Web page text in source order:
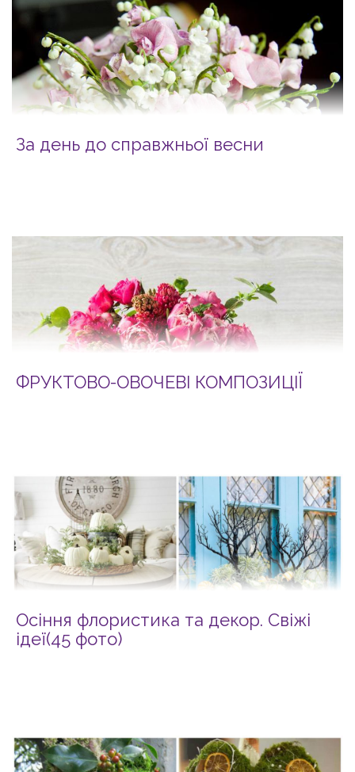
За день до справжньої весни
ФРУКТОВО-ОВОЧЕВІ КОМПОЗИЦІЇ
Осіння флористика та декор. Свіжі
ідеї(45 фото)